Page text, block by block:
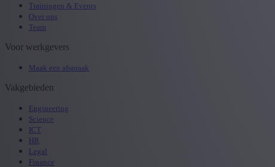
Trainingen & Events
Over ons
Team
Voor werkgevers
Maak een afspraak
Vakgebieden
Engineering
Science
ICT
HR
Legal
Finance